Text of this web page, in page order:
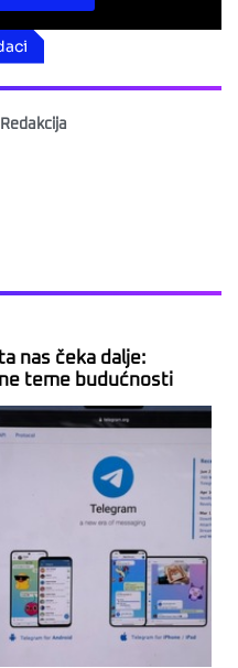
nas čeka dalje:
teme budućnosti